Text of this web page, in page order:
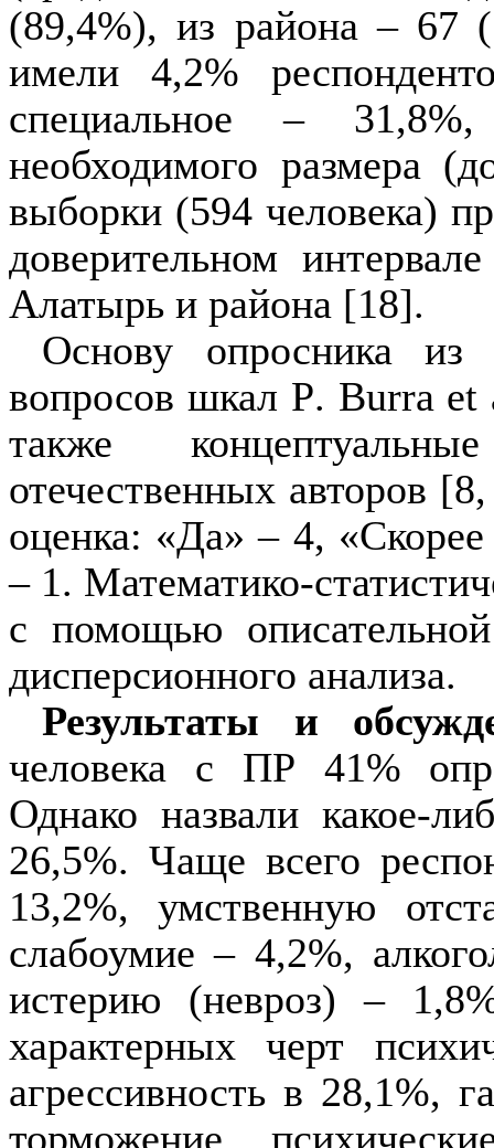
(89,4%), из района – 67
имели 4,2%
специальное –
необходимого размера
выборки (594 человека)
доверительном
Алатырь и района [18].
Основу опросника из
вопросов шкал P. Burra et
также
отечественных авторов [8,
оценка: «Да» – 4,
– 1. Математико-
с помощью
дисперсионного анализа.
Результаты и
человека с ПР 41%
Однако назвали какое-
26,5%. Чаще всего
13,2%, умственную
слабоумие – 4,2%,
истерию (невроз) –
характерных черт
агрес­сивность в 28,1%,
торможение